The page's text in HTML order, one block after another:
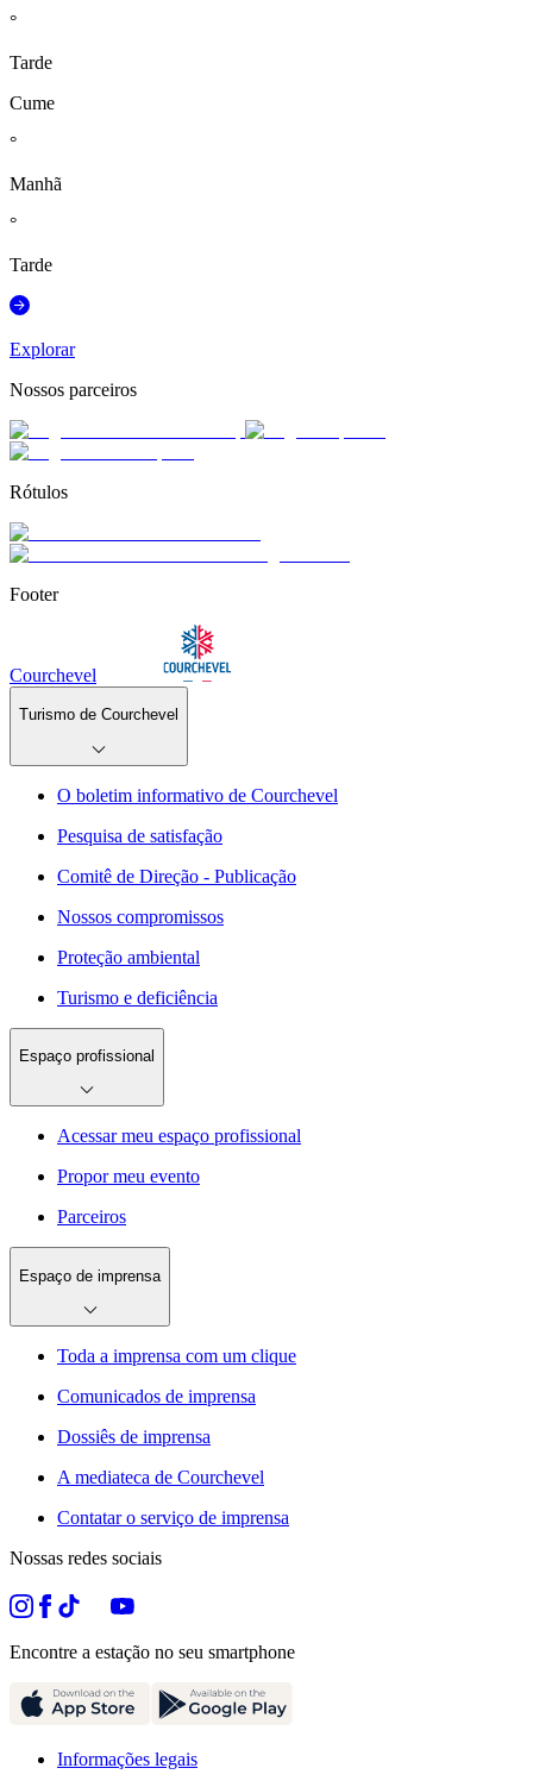
°
Tarde
Cume
°
Manhã
°
Tarde
Explorar
Nossos parceiros
Rótulos
Footer
Courchevel
Turismo de Courchevel
O boletim informativo de Courchevel
Pesquisa de satisfação
Comitê de Direção - Publicação
Nossos compromissos
Proteção ambiental
Turismo e deficiência
Espaço profissional
Acessar meu espaço profissional
Propor meu evento
Parceiros
Espaço de imprensa
Toda a imprensa com um clique
Comunicados de imprensa
Dossiês de imprensa
A mediateca de Courchevel
Contatar o serviço de imprensa
Nossas redes sociais
Encontre a estação no seu smartphone
Informações legais